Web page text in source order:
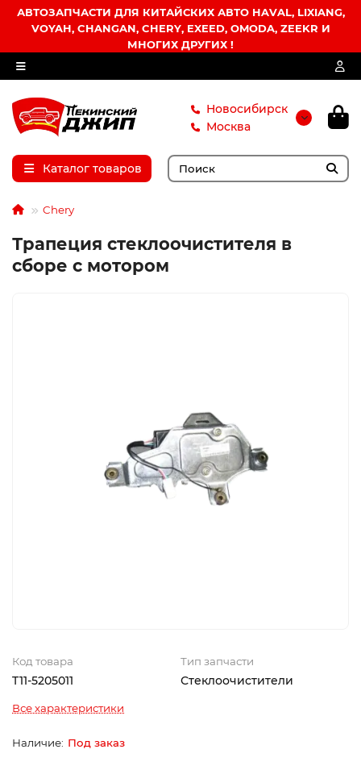
АВТОЗАПЧАСТИ ДЛЯ КИТАЙСКИХ АВТО HAVAL, LIXIANG,
VOYAH, CHANGAN, CHERY, EXEED, OMODA, ZEEKR И
МНОГИХ ДРУГИХ !
Новосибирск
Москва
Каталог товаров
Chery
Трапеция стеклоочистителя в
сборе с мотором
Код товара
T11-5205011
Тип запчасти
Стеклоочистители
Все характеристики
Под заказ